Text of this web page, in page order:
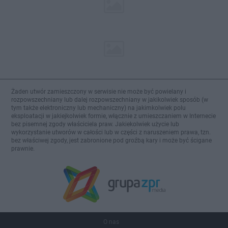
Żaden utwór zamieszczony w serwisie nie może być powielany i
rozpowszechniany lub dalej rozpowszechniany w jakikolwiek sposób (w
tym także elektroniczny lub mechaniczny) na jakimkolwiek polu
eksploatacji w jakiejkolwiek formie, włącznie z umieszczaniem w Internecie
bez pisemnej zgody właściciela praw. Jakiekolwiek użycie lub
wykorzystanie utworów w całości lub w części z naruszeniem prawa, tzn.
bez właściwej zgody, jest zabronione pod groźbą kary i może być ścigane
prawnie.
O nas